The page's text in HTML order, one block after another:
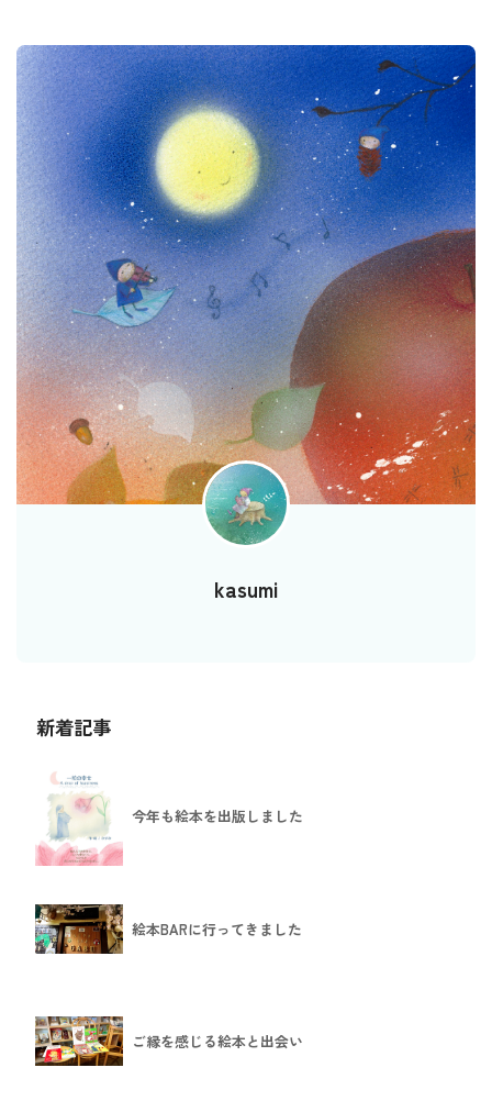
kasumi
新着記事
今年も絵本を出版しました
絵本BARに行ってきました
ご縁を感じる絵本と出会い